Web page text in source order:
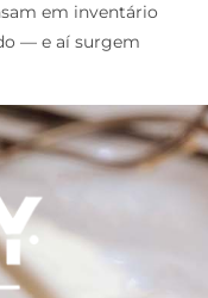
em inventário
— e aí surgem